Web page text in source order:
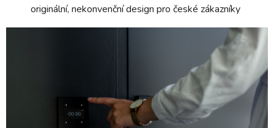
originální, nekonvenční design pro české zákazníky